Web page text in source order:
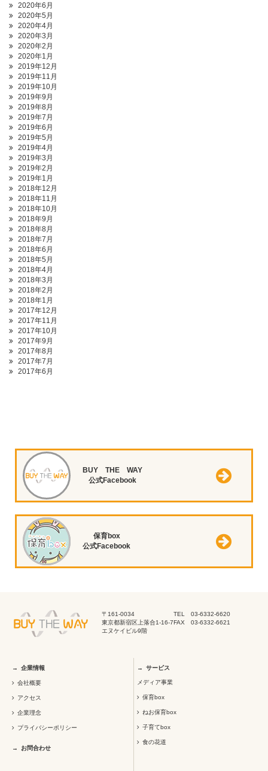
2020年6月
2020年5月
2020年4月
2020年3月
2020年2月
2020年1月
2019年12月
2019年11月
2019年10月
2019年9月
2019年8月
2019年7月
2019年6月
2019年5月
2019年4月
2019年3月
2019年2月
2019年1月
2018年12月
2018年11月
2018年10月
2018年9月
2018年8月
2018年7月
2018年6月
2018年5月
2018年4月
2018年3月
2018年2月
2018年1月
2017年12月
2017年11月
2017年10月
2017年9月
2017年8月
2017年7月
2017年6月
BUY THE WAY
公式Facebook
保育box
公式Facebook
〒161-0034
東京都新宿区上落合1-16-7
エヌケイビル9階
TEL 03-6332-6620
FAX 03-6332-6621
企業情報
会社概要
アクセス
企業理念
プライバシーポリシー
お問合わせ
サービス
メディア事業
保育box
ねお保育box
子育てbox
食の花道